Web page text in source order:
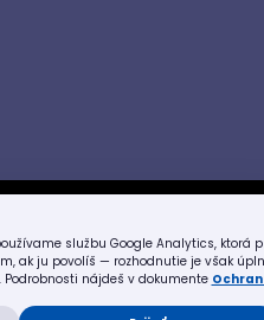
službu Google Analytics, ktorá
ak ju povolíš — rozhodnutie je však
Podrobnosti nájdeš v dokumente